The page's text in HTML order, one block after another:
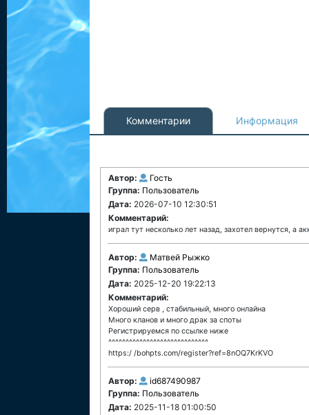
Комментарии Информация
Автор:
Гость
Группа: Пользователь
Дата: 2026-07-10 12:30:51
Комментарий:
играл тут несколько лет назад, захотел вернутся, а
Автор:
Матвей Рыжко
Группа: Пользователь
Дата: 2025-12-20 19:22:13
Комментарий:
Хороший серв , стабильный, много онлайна
Много кланов и много драк за споты
Регистрируемся по ссылке ниже
^^^^^^^^^^^^^^^^^^^^^^^^^^^^^
https:/ /bohpts.com/register?ref=8nOQ7KrKVO
Автор:
id687490987
Группа: Пользователь
Дата: 2025-11-18 01:00:50